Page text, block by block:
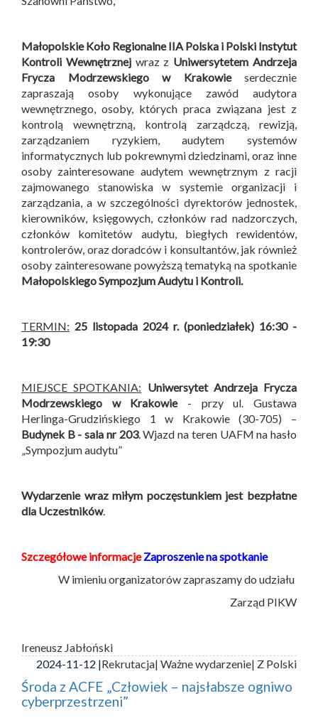
Małopolskie Koło Regionalne IIA Polska i Polski Instytut
Kontroli Wewnętrznejwraz z Uniwersytetem Andrzeja
Frycza Modrzewskiego w Krakowieserdecznie
zapraszają osoby wykonujące zawód audytora
wewnętrznego, osoby, których praca związana jest z
kontrolą wewnętrzną, kontrolą zarządczą, rewizją,
zarządzaniem ryzykiem, audytem systemów
informatycznych lub pokrewnymi dziedzinami, oraz inne
osoby zainteresowane audytem wewnętrznym z racji
zajmowanego stanowiska w systemie organizacji i
zarządzania, a w szczególności dyrektorów jednostek,
kierowników, księgowych, członków rad nadzorczych,
członków komitetów audytu, biegłych rewidentów,
kontrolerów, oraz doradców i konsultantów, jak również
osoby zainteresowane powyższą tematyką na spotkanie
Małopolskiego Sympozjum Audytu i Kontroli.
TERMIN: 25 listopada 2024 r. (poniedziałek) 16:30 -
19:30
MIEJSCE SPOTKANIA: Uniwersytet Andrzeja Frycza
Modrzewskiego w Krakowie- przy ul. Gustawa
Herlinga-Grudzińskiego 1 w Krakowie (30-705) –
Budynek B - sala nr 203. Wjazd na teren UAFM na hasło
„Sympozjum audytu”
Wydarzenie wraz miłym poczęstunkiem jest bezpłatne
dla Uczestników.
Szczegółowe informacje Zaproszenie na spotkanie
W imieniu organizatorów zapraszamy do udziału
Zarząd PIKW
Ireneusz Jabłoński
2024-11-12 |Rekrutacja| Ważne wydarzenie| Z Polski
Środa z ACFE „Człowiek – najsłabsze ogniwo
cyberprzestrzeni”